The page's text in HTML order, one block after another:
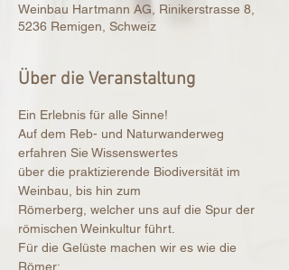
Weinbau Hartmann AG, Rinikerstrasse 8,
5236 Remigen, Schweiz
Über die Veranstaltung
Ein Erlebnis für alle Sinne!
Auf dem Reb- und Naturwanderweg
erfahren Sie Wissenswertes
über die praktizierende Biodiversität im
Weinbau, bis hin zum
Römerberg, welcher uns auf die Spur der
römischen Weinkultur führt.
Für die Gelüste machen wir es wie die
Römer;